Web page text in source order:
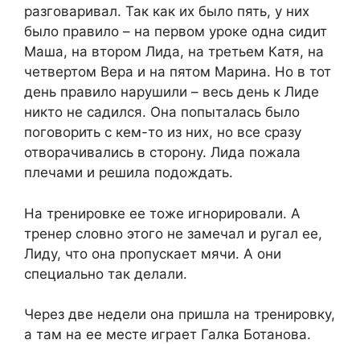
разговаривал. Так как их было пять, у них
было правило – на первом уроке одна сидит
Маша, на втором Лида, на третьем Катя, на
четвертом Вера и на пятом Марина. Но в тот
день правило нарушили – весь день к Лиде
никто не садился. Она попыталась было
поговорить с кем-то из них, но все сразу
отворачивались в сторону. Лида пожала
плечами и решила подождать.
На тренировке ее тоже игнорировали. А
тренер словно этого не замечал и ругал ее,
Лиду, что она пропускает мячи. А они
специально так делали.
Через две недели она пришла на тренировку,
а там на ее месте играет Галка Ботанова.